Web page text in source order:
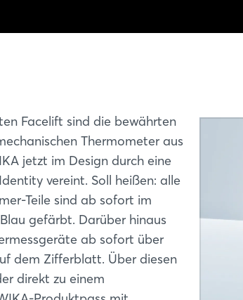
Facelift sind die bewährten
Thermometer aus
jetzt im Design durch eine
vereint. Soll heißen: alle
Teile sind ab sofort im
gefärbt. Darüber hinaus
ab sofort über
dem Zifferblatt. Über diesen
direkt zu einem